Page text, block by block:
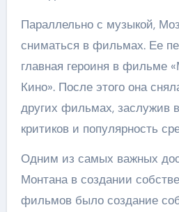
Параллельно с музыкой,
сниматься в фильмах. Ее
главная героиня в фильме
Кино». После этого она
других фильмах, заслужив
критиков и популярность
Одним из самых важных
Монтана в создании
фильмов было создание